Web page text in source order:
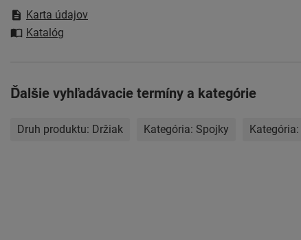
Karta údajov
Katalóg
Ďalšie vyhľadávacie termíny a kategórie
Druh produktu: Držiak Kategória: Spojky Kategória: